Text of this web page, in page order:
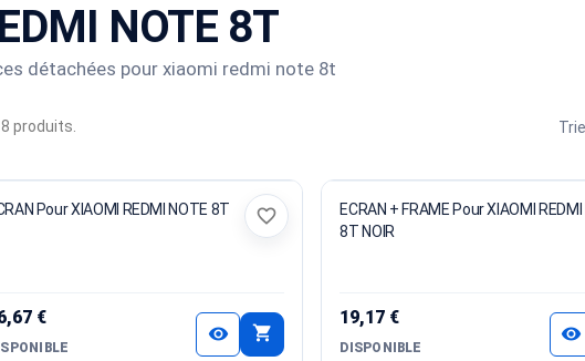
NOTE 8T
détachées pour xiaomi redmi note 8t
8 produits.
ECRAN Pour XIAOMI REDMI NOTE 8T
€
visibility shopping_cart
favorite_border
ECRAN + FRAME Pour XIAOMI REDMI NOTE
8T NOIR
19,17 €
DISPONIBLE
visibility